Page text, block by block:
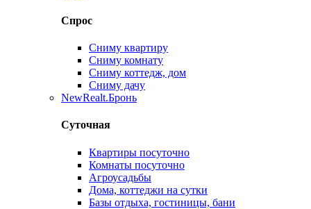
Спрос
Сниму квартиру
Сниму комнату
Сниму коттедж, дом
Сниму дачу
NewRealt.Бронь
Суточная
Квартиры посуточно
Комнаты посуточно
Агроусадьбы
Дома, коттеджи на сутки
Базы отдыха, гостиницы, бани